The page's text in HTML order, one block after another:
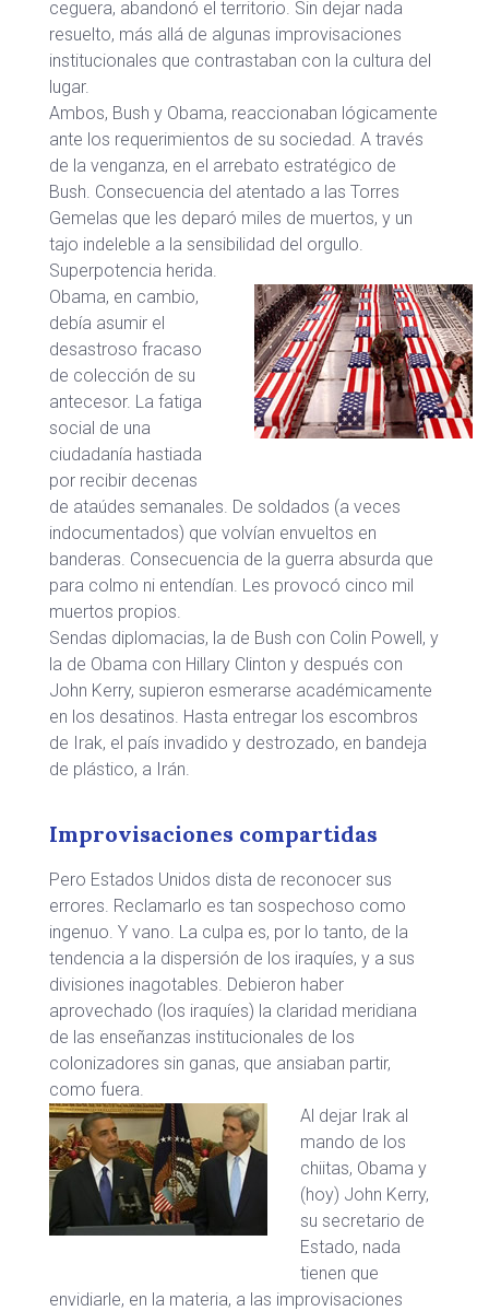
ceguera, abandonó el territorio. Sin dejar nada
resuelto, más allá de algunas improvisaciones
institucionales que contrastaban con la cultura del
lugar.
Ambos, Bush y Obama, reaccionaban lógicamente
ante los requerimientos de su sociedad. A través
de la venganza, en el arrebato estratégico de
Bush. Consecuencia del atentado a las Torres
Gemelas que les deparó miles de muertos, y un
tajo indeleble a la sensibilidad del orgullo.
Superpotencia herida.
Obama, en cambio,
debía asumir el
desastroso fracaso
de colección de su
antecesor. La fatiga
social de una
ciudadanía hastiada
por recibir decenas
de ataúdes semanales. De soldados (a veces
indocumentados) que volvían envueltos en
banderas. Consecuencia de la guerra absurda que
para colmo ni entendían. Les provocó cinco mil
muertos propios.
Sendas diplomacias, la de Bush con Colin Powell, y
la de Obama con Hillary Clinton y después con
John Kerry, supieron esmerarse académicamente
en los desatinos. Hasta entregar los escombros
de Irak, el país invadido y destrozado, en bandeja
de plástico, a Irán.
Improvisaciones compartidas
Pero Estados Unidos dista de reconocer sus
errores. Reclamarlo es tan sospechoso como
ingenuo. Y vano. La culpa es, por lo tanto, de la
tendencia a la dispersión de los iraquíes, y a sus
divisiones inagotables. Debieron haber
aprovechado (los iraquíes) la claridad meridiana
de las enseñanzas institucionales de los
colonizadores sin ganas, que ansiaban partir,
como fuera.
Al dejar Irak al
mando de los
chiitas, Obama y
(hoy) John Kerry,
su secretario de
Estado, nada
tienen que
envidiarle, en la materia, a las improvisaciones